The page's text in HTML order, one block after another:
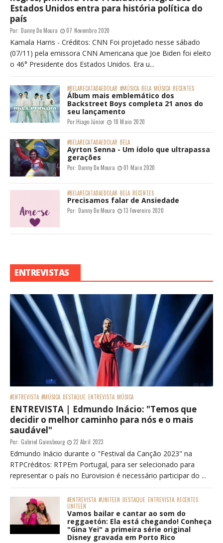
Estados Unidos entra para história política do
país
Por: Danny De Moura 07 Novembro 2020
Kamala Harris - Créditos: CNN Foi projetado nesse sábado
(07/11) pela emissora CNN Americana que Joe Biden foi eleito
o 46° Presidente dos Estados Unidos. Era u...
#BELARECATADAEDOLAR #MÚSICA BELA MÚSICA RECENTES
Álbum mais emblemático dos
Backstreet Boys completa 21 anos do
seu lançamento
Por:Hiago Júnior 18 Maio 2020
#BELARECATADAEDOLAR BELA
Ayrton Senna - Um ídolo que ultrapassa
gerações
Por: Danny De Moura 01 Maio 2020
#BELARECATADAEDOLAR BELA RECENTES
Precisamos falar de Ansiedade
Por: Danny De Moura 13 Fevereiro 2020
ENTREVISTAS
#ENTREVISTA #MÚSICA DESTAQUE ENTREVISTA MÚSICA
ENTREVISTA | Edmundo Inácio: "Temos que
decidir o melhor caminho para nós e o mais
saudável"
Por: Gabriel Gainsbourg 22 Abril 2023
Edmundo Inácio durante o "Festival da Canção 2023" na
RTPCréditos: RTPEm Portugal, para ser selecionado para
representar o país no Eurovision é necessário participar do ...
#ENTREVISTA #UNITEEN DESTAQUE ENTREVISTA RECENTES
UNITEEN
Vamos bailar e cantar ao som do
reggaetón: Ela está chegando! Conheça
"Gina Yei" a primeira série original
Disney gravada em Porto Rico